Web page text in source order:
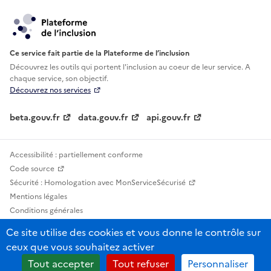
Ce service fait partie de la Plateforme de l’inclusion
Découvrez les outils qui portent l'inclusion aucoeur de leur service. A
chaque service, son objectif.
Découvrez nos services
beta.gouv.fr data.gouv.fr api.gouv.fr
Accessibilité : partiellement conforme
Code source
Sécurité : Homologation avec MonServiceSécurisé
Mentions légales
Conditions générales
Statistiques, lexiques et indicateurs
Sauf mention contraire, tous les contenus de ce site sont sous licence
etalab-2.0
Ce site utilise des cookies et vous donne le contrôle sur
ceux que vous souhaitez activer
Tout accepter
Tout refuser Personnaliser